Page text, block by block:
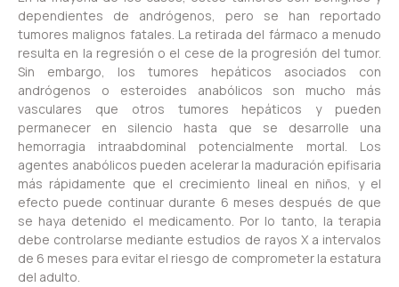
dependientes de andrógenos, pero se han reportado
tumores malignos fatales. La retirada del fármaco a menudo
resulta en la regresión o el cese de la progresión del tumor.
Sin embargo, los tumores hepáticos asociados con
andrógenos o esteroides anabólicos son mucho más
vasculares que otros tumores hepáticos y pueden
permanecer en silencio hasta que se desarrolle una
hemorragia intraabdominal potencialmente mortal. Los
agentes anabólicos pueden acelerar la maduración epifisaria
más rápidamente que el crecimiento lineal en niños, y el
efecto puede continuar durante 6 meses después de que
se haya detenido el medicamento. Por lo tanto, la terapia
debe controlarse mediante estudios de rayos X a intervalos
de 6 meses para evitar el riesgo de comprometer la estatura
del adulto.